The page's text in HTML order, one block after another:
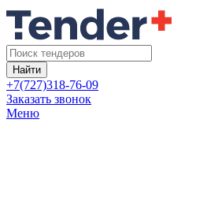
Найти
+7(727)318-76-09
Заказать звонок
Меню